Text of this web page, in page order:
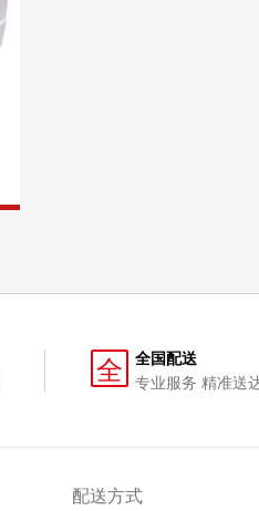
全
全国配送
专业服务 精准送
配送方式